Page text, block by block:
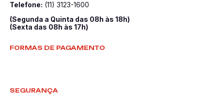
Telefone: (11) 3123-1600
(Segunda a Quinta das 08h às 18h)
(Sexta das 08h às 17h)
FORMAS DE PAGAMENTO
SEGURANÇA